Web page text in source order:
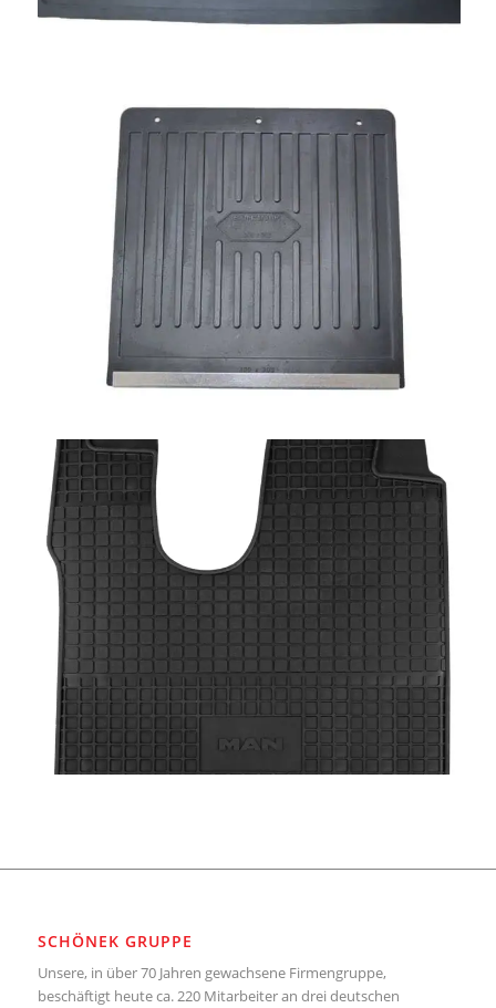
SCHÖNEK GRUPPE
Unsere, in über 70 Jahren gewachsene Firmengruppe,
beschäftigt heute ca. 220 Mitarbeiter an drei deutschen